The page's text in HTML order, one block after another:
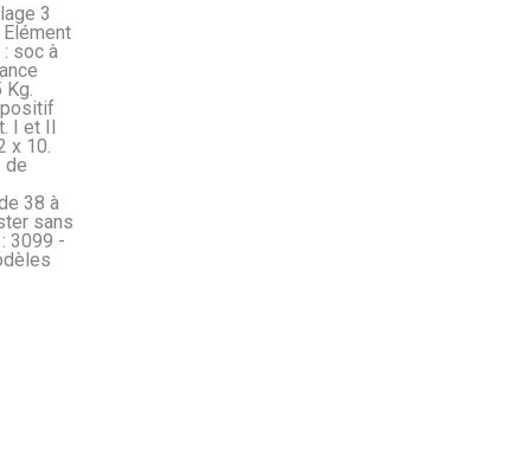
3
soc à
I et II
x 10.
de
38 à
sans
3099 -